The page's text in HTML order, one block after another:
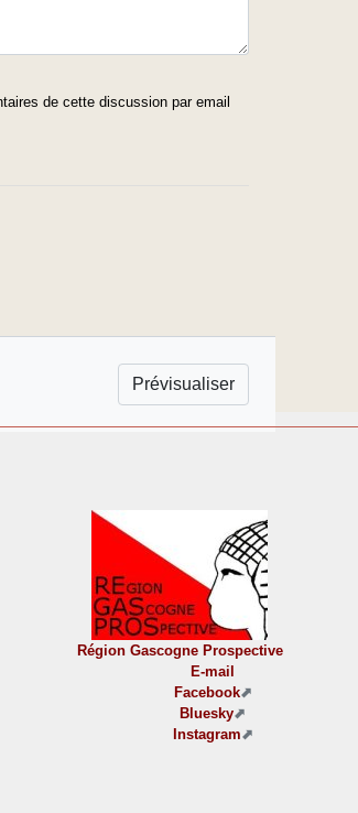
de cette discussion par email
Région Gascogne Prospective
E-mail
Facebook
Bluesky
Instagram